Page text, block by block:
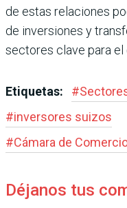
de estas relaciones
de inversiones y
sectores clave para
Etiquetas: #
#inversores suizos
#Cámara de
Déjanos tus